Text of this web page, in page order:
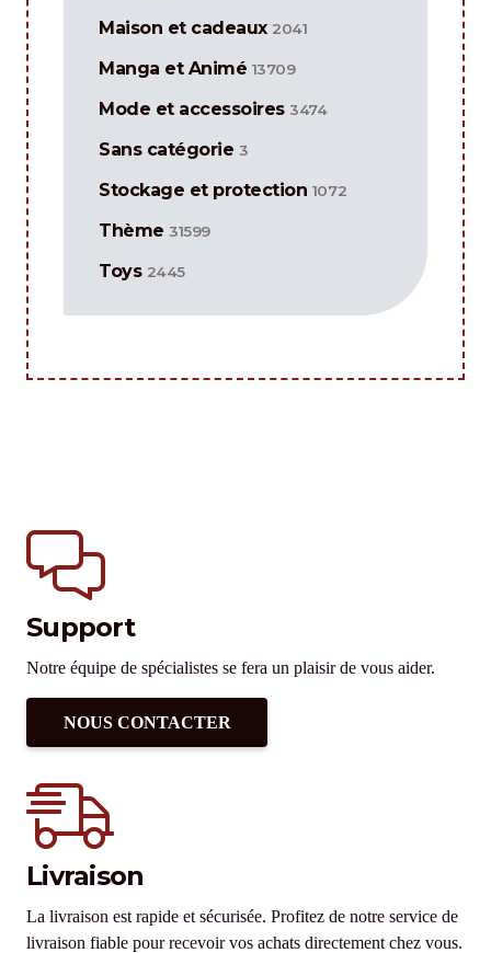
Maison et cadeaux 2041
Manga et Animé 13709
Mode et accessoires 3474
Sans catégorie 3
Stockage et protection 1072
Thème 31599
Toys 2445
Support
Notre équipe de spécialistes se fera un plaisir de vous aider.
NOUS CONTACTER
Livraison
La livraison est rapide et sécurisée. Profitez de notre service de
livraison fiable pour recevoir vos achats directement chez vous.